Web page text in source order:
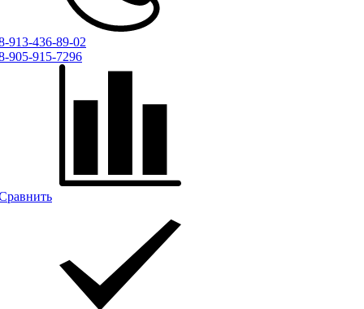
913-436-89-02
905-915-7296